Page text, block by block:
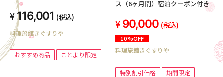
で地鶏鍋【１泊２食付】
116,001 (税込)
料理旅館きぐすりや
おすすめ商品 ことより限定
ス（6ヶ月間）宿泊クーポン付き
90,000 (税込)
10%OFF
料理旅館きぐすりや
特別割引価格 期間限定